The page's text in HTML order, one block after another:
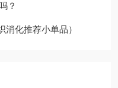
？
化推荐小单品）